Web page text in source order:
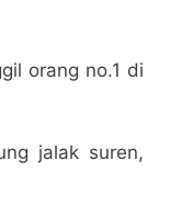
orang no.1 di
jalak suren,